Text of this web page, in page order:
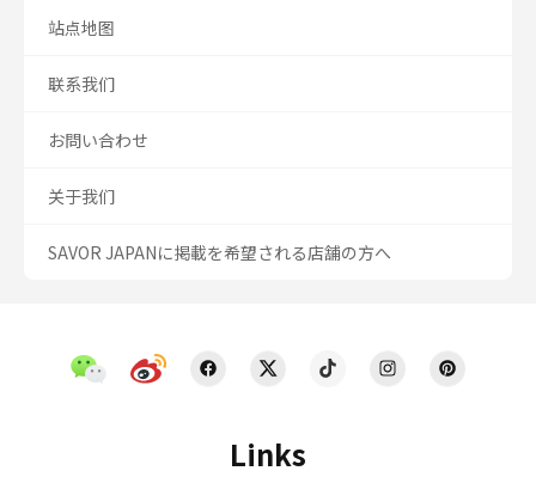
Links
站点地图
联系我们
お問い合わせ
关于我们
SAVOR JAPANに掲載を希望される店舗の方へ